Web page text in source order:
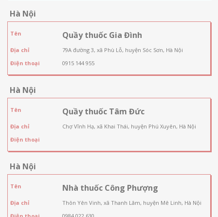
Hà Nội
Tên Quầy thuốc Gia Đình
Địa chỉ
79A đường 3, xã Phù Lỗ, huyện Sóc Sơn, Hà Nội
Điện thoại
0915 144 955
Hà Nội
Tên Quầy thuốc Tâm Đức
Địa chỉ
Chợ Vĩnh Hạ, xã Khai Thái, huyện Phú Xuyên, Hà Nội
Điện thoại
Hà Nội
Tên Nhà thuốc Công Phượng
Địa chỉ
Thôn Yên Vinh, xã Thanh Lâm, huyện Mê Linh, Hà Nội